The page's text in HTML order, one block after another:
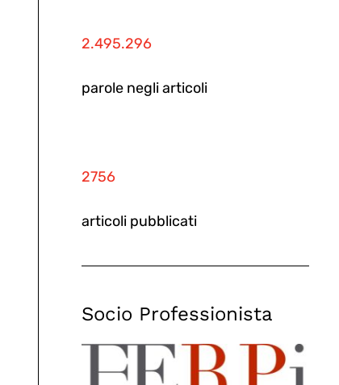
2.495.296
parole negli articoli
2756
articoli pubblicati
Socio Professionista